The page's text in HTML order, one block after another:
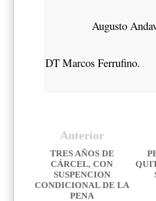
Augusto
DT Marcos Ferrufino.
Anterior
TRES AÑOS DE
CÁRCEL, CON
SUSPENCION
CONDICIONAL DE LA
PENA